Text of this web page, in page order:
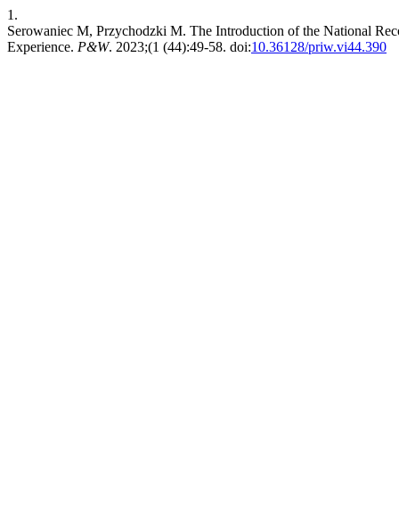
1.
Serowaniec M, Przychodzki M. The Introduction of the National
Experience. P&W. 2023;(1 (44):49-58. doi:10.36128/priw.vi44.390